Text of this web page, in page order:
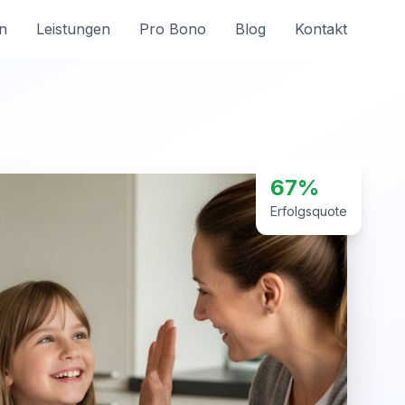
Leistungen Pro Bono Blog Kontakt
67%
Erfolgsquote